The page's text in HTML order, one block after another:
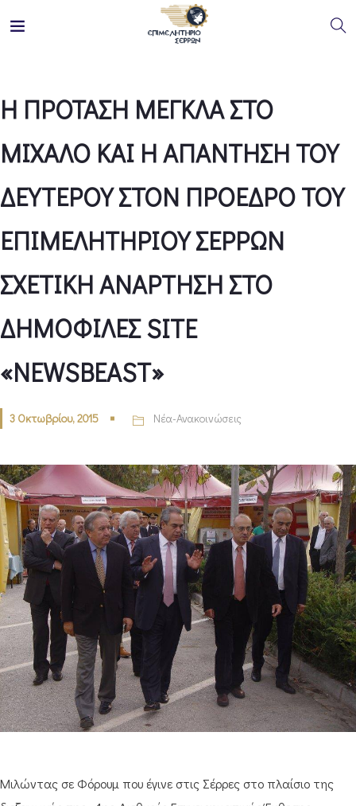
Η ΠΡΟΤΑΣΗ ΜΕΓΚΛΑ ΣΤΟ
ΜΙΧΑΛΟ ΚΑΙ Η ΑΠΑΝΤΗΣΗ ΤΟΥ
ΔΕΥΤΕΡΟΥ ΣΤΟΝ ΠΡΟΕΔΡΟ ΤΟΥ
ΕΠΙΜΕΛΗΤΗΡΙΟΥ ΣΕΡΡΩΝ
ΣΧΕΤΙΚΗ ΑΝΑΡΤΗΣΗ ΣΤΟ
ΔΗΜΟΦΙΛΕΣ SITE
«NEWSBEAST»
3 Οκτωβρίου, 2015 Νέα-Ανακοινώσεις
Μιλώντας σε Φόρουμ που έγινε στις Σέρρες στο πλαίσιο της